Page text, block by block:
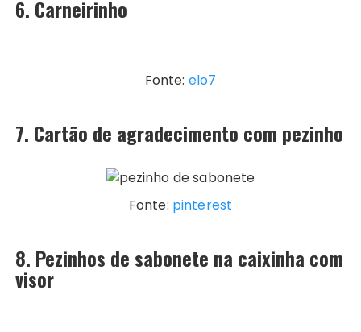
6. Carneirinho
Fonte: elo7
7. Cartão de agradecimento com pezinho
Fonte: pinterest
8. Pezinhos de sabonete na caixinha com
visor